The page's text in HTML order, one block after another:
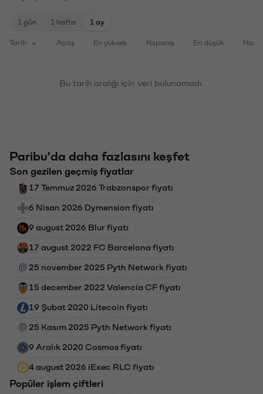
1 gün 1 hafta 1 ay
Tarih Açılış En yüksek Kapanış En düşük
Bu tarih aralığı için veri bulunamadı.
Paribu'da daha fazlasını keşfet
Son gezilen geçmiş fiyatlar
17 Temmuz 2026 Trabzonspor fiyatı
6 Nisan 2026 Dymension fiyatı
9 august 2026 Blur fiyatı
17 august 2022 FC Barcelona fiyatı
25 november 2025 Pyth Network fiyatı
15 december 2022 Valencia CF fiyatı
19 Şubat 2020 Litecoin fiyatı
25 Kasım 2025 Pyth Network fiyatı
9 Aralık 2020 Cosmos fiyatı
4 august 2026 iExec RLC fiyatı
Popüler işlem çiftleri